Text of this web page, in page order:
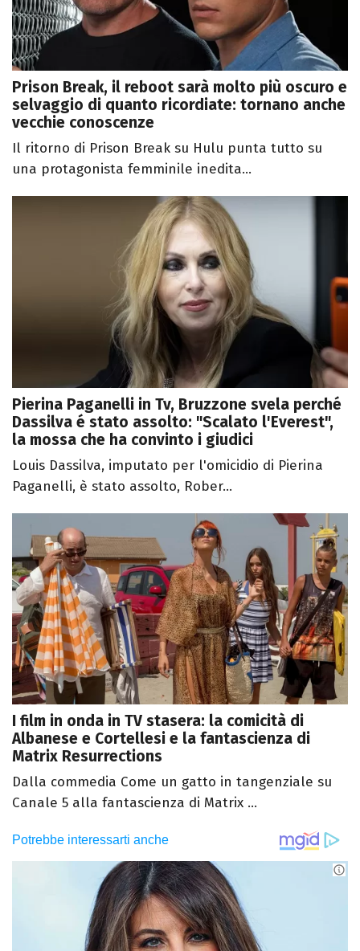
Prison Break, il reboot sarà molto più oscuro e
selvaggio di quanto ricordiate: tornano anche
vecchie conoscenze
Il ritorno di Prison Break su Hulu punta tutto su
una protagonista femminile inedita...
Pierina Paganelli in Tv, Bruzzone svela perché
Dassilva é stato assolto: "Scalato l'Everest",
la mossa che ha convinto i giudici
Louis Dassilva, imputato per l'omicidio di Pierina
Paganelli, è stato assolto, Rober...
I film in onda in TV stasera: la comicità di
Albanese e Cortellesi e la fantascienza di
Matrix Resurrections
Dalla commedia Come un gatto in tangenziale su
Canale 5 alla fantascienza di Matrix ...